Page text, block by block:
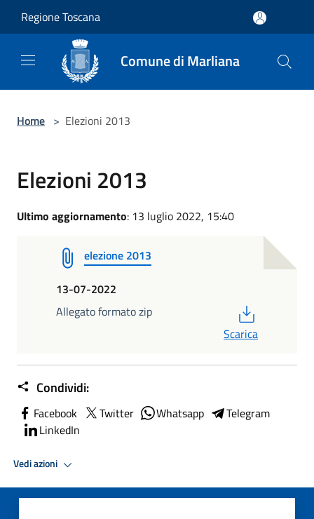
Regione Toscana
Comune di Marliana
Home > Elezioni 2013
Elezioni 2013
Ultimo aggiornamento: 13 luglio 2022, 15:40
elezione 2013
13-07-2022
Allegato formato zip
Scarica
Condividi:
Facebook Twitter Whatsapp
Telegram
LinkedIn
Vedi azioni